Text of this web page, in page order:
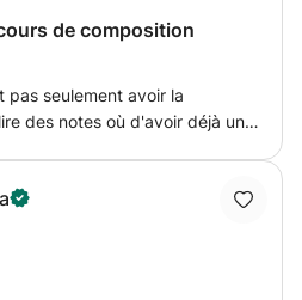
de composition
pas seulement avoir la
des notes où d'avoir déjà un
que ce soit la guitare,piano
de chansons
ne demande aucune base
voulait apprendre à savoir